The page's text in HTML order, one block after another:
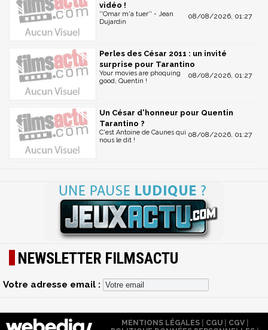
vidéo !
08/08/2026, 01:27
''Omar m'a tuer'' - Jean
Dujardin
Perles des César 2011 : un invité
surprise pour Tarantino
08/08/2026, 01:27
Your movies are phoquing
good, Quentin !
Un César d'honneur pour Quentin
Tarantino ?
08/08/2026, 01:27
C'est Antoine de Caunes qui
nous le dit !
NEWSLETTER FILMSACTU
Votre adresse email :
MENTIONS LÉGALES| CGU| CGV|